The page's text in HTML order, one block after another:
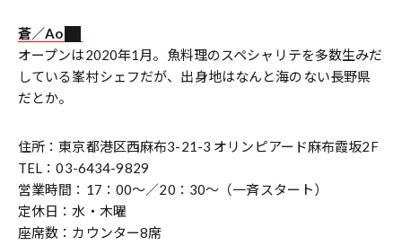
蒼／Ao
オープンは2020年1月。魚料理のスペシャリテを多数生みだ
している峯村シェフだが、出身地はなんと海のない長野県
だとか。
住所：東京都港区西麻布3-21-3 オリンピアード麻布霞坂2F
TEL：03-6434-9829
営業時間：17：00～／20：30～（一斉スタート）
定休日：水・木曜
座席数：カウンター8席